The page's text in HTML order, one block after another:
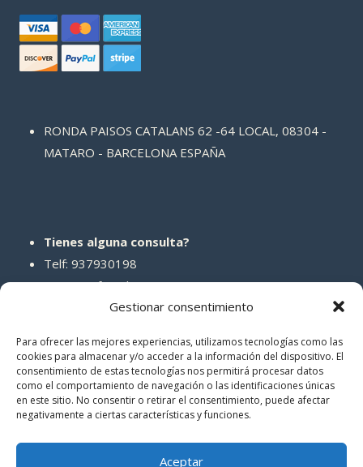
Gestionar consentimiento
Para ofrecer las mejores experiencias, utilizamos tecnologías como las
cookies para almacenar y/o acceder a la información del dispositivo. El
consentimiento de estas tecnologías nos permitirá procesar datos
como el comportamiento de navegación o las identificaciones únicas
en este sitio. No consentir o retirar el consentimiento, puede afectar
negativamente a ciertas características y funciones.
Aceptar
RONDA PAISOS CATALANS 62 -64 LOCAL, 08304 -
MATARO - BARCELONA ESPAÑA
Tienes alguna consulta?
Telf: 937930198
Correo: info@abcreparaciones.com
REDES SOCIALES